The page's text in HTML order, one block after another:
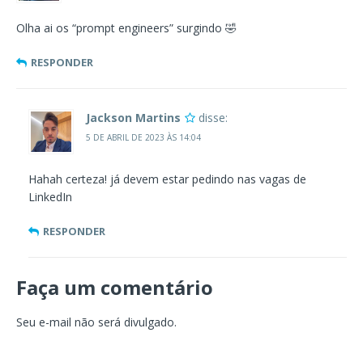
Olha ai os “prompt engineers” surgindo 🤣
RESPONDER
Jackson Martins disse:
5 DE ABRIL DE 2023 ÀS 14:04
Hahah certeza! já devem estar pedindo nas vagas de
LinkedIn
RESPONDER
Faça um comentário
Seu e-mail não será divulgado.